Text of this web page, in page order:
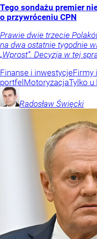
Tego sondażu premier
o przywróceniu CPN
Prawie dwie trzecie
na dwa ostatnie tygodnie
„Wprost”. Decyzja w tej
Finanse i inwestycjeFirmy
portfelMotoryzacjaTylko u
Radosław Święcki